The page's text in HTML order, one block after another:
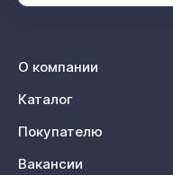
О компании
Каталог
Покупателю
Вакансии